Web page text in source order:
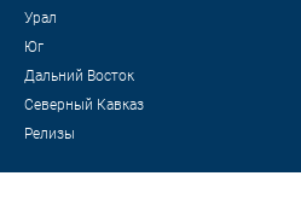
Урал
Юг
Дальний Восток
Северный Кавказ
Релизы